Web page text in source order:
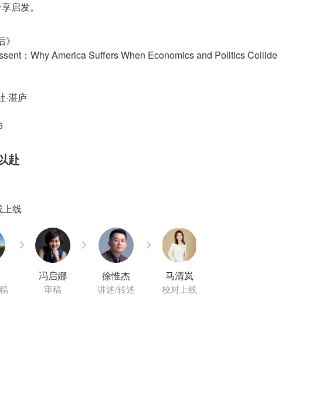
：Why America Suffers When Economics and Politics Collide
·湛庐
赴
小时的精心打磨完成上线
冯启娜
审稿
徐惟杰
讲述/转述
马清岚
校对上线